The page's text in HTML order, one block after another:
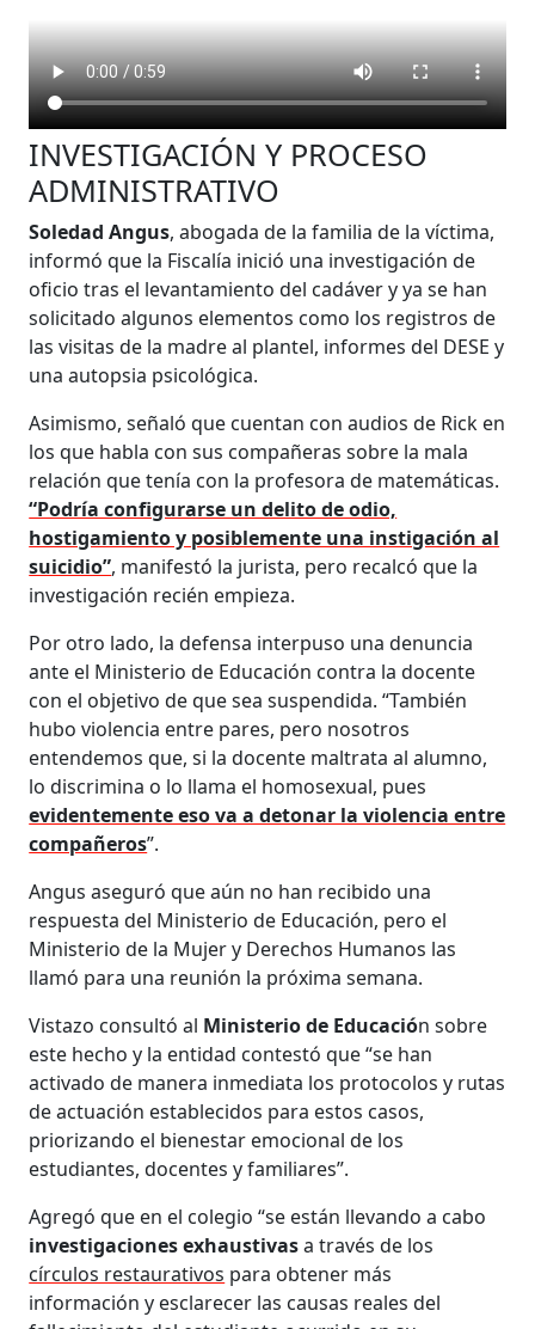
INVESTIGACIÓN Y PROCESO
ADMINISTRATIVO
Soledad Angus, abogada de la familia de la víctima,
informó que la Fiscalía inició una investigación de
oficio tras el levantamiento del cadáver y ya se han
solicitado algunos elementos como los registros de
las visitas de la madre al plantel, informes del DESE y
una autopsia psicológica.
Asimismo, señaló que cuentan con audios de Rick en
los que habla con sus compañeras sobre la mala
relación que tenía con la profesora de matemáticas.
“Podría configurarse un delito de odio,
hostigamiento y posiblemente una instigación al
suicidio”, manifestó la jurista, pero recalcó que la
investigación recién empieza.
Por otro lado, la defensa interpuso una denuncia
ante el Ministerio de Educación contra la docente
con el objetivo de que sea suspendida. “También
hubo violencia entre pares, pero nosotros
entendemos que, si la docente maltrata al alumno,
lo discrimina o lo llama el homosexual, pues
evidentemente eso va a detonar la violencia entre
compañeros”.
Angus aseguró que aún no han recibido una
respuesta del Ministerio de Educación, pero el
Ministerio de la Mujer y Derechos Humanos las
llamó para una reunión la próxima semana.
Vistazo consultó al Ministerio de Educación sobre
este hecho y la entidad contestó que “se han
activado de manera inmediata los protocolos y rutas
de actuación establecidos para estos casos,
priorizando el bienestar emocional de los
estudiantes, docentes y familiares”.
Agregó que en el colegio “se están llevando a cabo
investigaciones exhaustivasa través de los
círculos restaurativos para obtener más
información y esclarecer las causas reales del